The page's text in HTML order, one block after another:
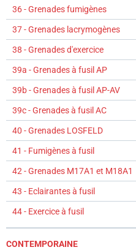
36 - Grenades fumigènes
37 - Grenades lacrymogènes
38 - Grenades d'exercice
39a - Grenades à fusil AP
39b - Grenades à fusil AP-AV
39c - Grenades à fusil AC
40 - Grenades LOSFELD
41 - Fumigènes à fusil
42 - Grenades M17A1 et M18A1
43 - Eclairantes à fusil
44 - Exercice à fusil
CONTEMPORAINE